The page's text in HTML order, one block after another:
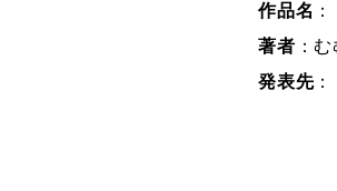
作品名
著者 ：
発表先：